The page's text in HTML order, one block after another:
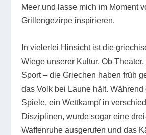
Meer und lasse mich im Moment
Grillengezirpe inspirieren.
In vielerlei Hinsicht ist die
Wiege unserer Kultur. Ob
Sport – die Griechen haben früh
das Volk bei Laune hält.
Spiele, ein Wettkampf in
Disziplinen, wurde sogar eine
Waffenruhe ausgerufen und das